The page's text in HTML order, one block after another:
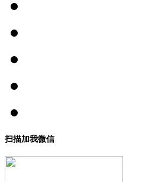
扫描加我微信